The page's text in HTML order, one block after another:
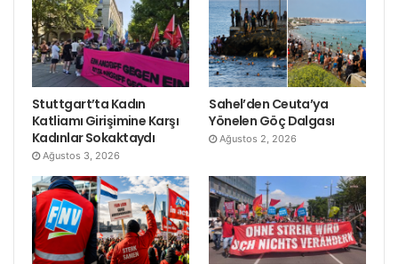
Stuttgart’ta Kadın
Katliamı Girişimine Karşı
Kadınlar Sokaktaydı
Ağustos 3, 2026
Sahel’den Ceuta’ya
Yönelen Göç Dalgası
Ağustos 2, 2026